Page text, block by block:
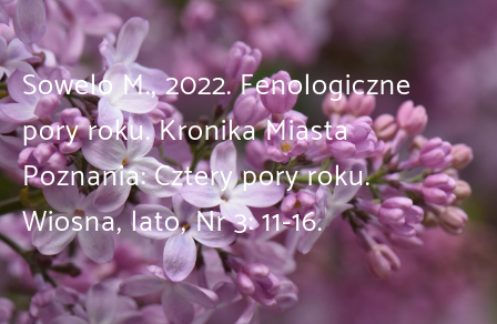
Sowelo M., 2022. Fenologiczne
pory roku. Kronika Miasta
Poznania: Cztery pory roku.
Wiosna, lato, Nr 3: 11-16.